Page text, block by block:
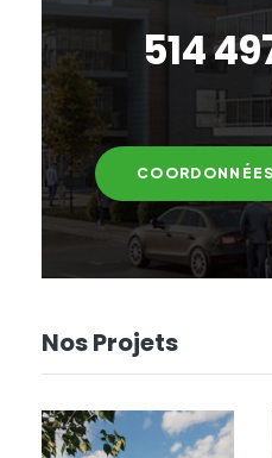
514
Nos Projets